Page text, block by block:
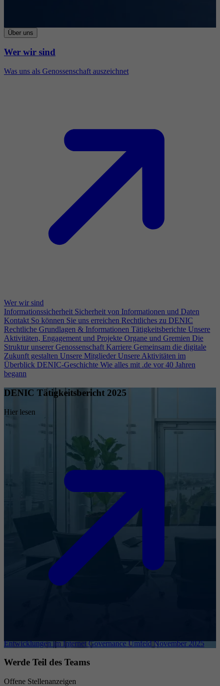
Über uns
Wer wir sind
Was uns als Genossenschaft auszeichnet
Wer wir sind
Informationssicherheit Sicherheit von Informationen und Daten
Kontakt So können Sie uns erreichen Rechtliches zu DENIC
Rechtliche Grundlagen & Informationen Tätigkeitsberichte Unsere
Aktivitäten, Engagement und Projekte Organe und Gremien Die
Struktur unserer Genossenschaft Karriere Gemeinsam die digitale
Zukunft gestalten Unsere Mitglieder Unsere Aktivitäten im
Überblick DENIC-Geschichte Wie alles mit .de vor 40 Jahren
begann
DENIC Tätigkeitsbericht 2025
Hier lesen
Entwicklungen im Internet Governance Umfeld November 2025
Werde Teil des Teams
Offene Stellenanzeigen